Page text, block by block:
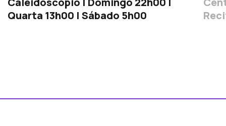
Quarta 13h00 | Sábado 5h00